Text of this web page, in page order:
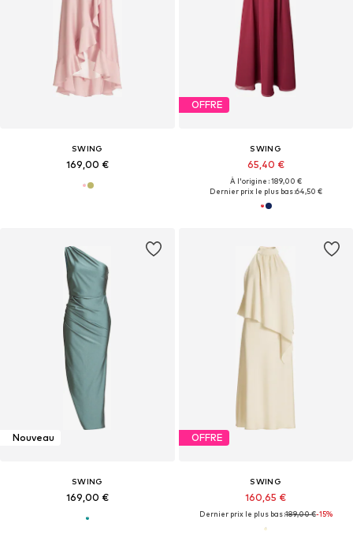
SWING
169,00 €
OFFRE
SWING
65,40 €
À l'origine : 189,00 €
Dernier prix le plus bas :64,50 €
Nouveau
SWING
169,00 €
OFFRE
SWING
160,65 €
Dernier prix le plus bas :189,00 €-15%